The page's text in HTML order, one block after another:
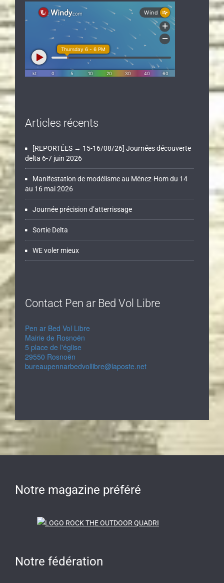
Articles récents
[REPORTÉES → 15-16/08/26] Journées découverte
delta 6-7 juin 2026
Manifestation de modélisme au Ménez-Hom du 14
au 16 mai 2026
Journée précision d’atterrissage
Sortie Delta
WE voler mieux
Contact Pen ar Bed Vol Libre
Pen ar Bed Vol Libre
Mairie de Rosnoën
5 place de l'église
29550 Rosnoën
bureaupennarbedvollibre@laposte.net
Notre magazine préféré
Notre fédération